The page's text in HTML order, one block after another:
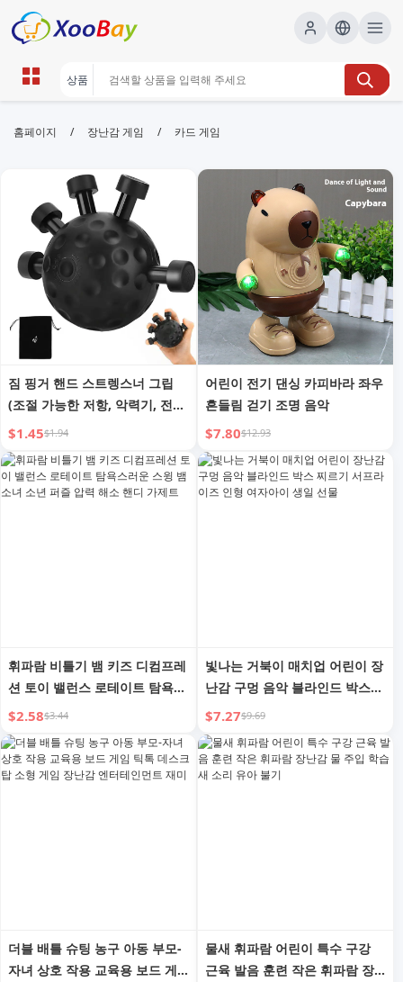
카드 게임 | XOOBAY B2B/B2C
카드게임,전략,초보자, wholesale 카드 게임, XOOBAY
카드 게임의 기본 규칙과 팁을 쉽게 설명하는 초보자 친화적 가이드
홈페이지 / 장난감 게임 / 카드 게임
짐 핑거 핸드 스트렝스너 그립
(조절 가능한 저항, 악력기, 전완
근 강화, 클라이밍 훈련용)
$1.45$1.94
어린이 전기 댄싱 카피바라 좌우
흔들림 걷기 조명 음악
$7.80$12.93
휘파람 비틀기 뱀 키즈 디컴프레
션 토이 밸런스 로테이트 탐욕스
러운 스윙 뱀 소녀 소년 퍼즐 압
력 해소 핸디 가제트
$2.58$3.44
빛나는 거북이 매치업 어린이 장
난감 구멍 음악 블라인드 박스
찌르기 서프라이즈 인형 여자아
이 생일 선물
$7.27$9.69
더블 배틀 슈팅 농구 아동 부모-
자녀 상호 작용 교육용 보드 게
물새 휘파람 어린이 특수 구강
근육 발음 훈련 작은 휘파람 장